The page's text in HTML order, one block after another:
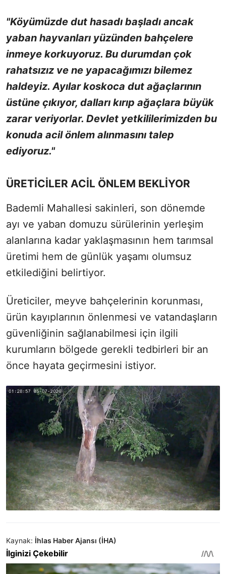
"Köyümüzde dut hasadı başladı ancak
yaban hayvanları yüzünden bahçelere
inmeye korkuyoruz. Bu durumdan çok
rahatsızız ve ne yapacağımızı bilemez
haldeyiz. Ayılar koskoca dut ağaçlarının
üstüne çıkıyor, dalları kırıp ağaçlara büyük
zarar veriyorlar. Devlet yetkililerimizden bu
konuda acil önlem alınmasını talep
ediyoruz."
ÜRETİCİLER ACİL ÖNLEM BEKLİYOR
Bademli Mahallesi sakinleri, son dönemde
ayı ve yaban domuzu sürülerinin yerleşim
alanlarına kadar yaklaşmasının hem tarımsal
üretimi hem de günlük yaşamı olumsuz
etkilediğini belirtiyor.
Üreticiler, meyve bahçelerinin korunması,
ürün kayıplarının önlenmesi ve vatandaşların
güvenliğinin sağlanabilmesi için ilgili
kurumların bölgede gerekli tedbirleri bir an
önce hayata geçirmesini istiyor.
Kaynak: İhlas Haber Ajansı (İHA)